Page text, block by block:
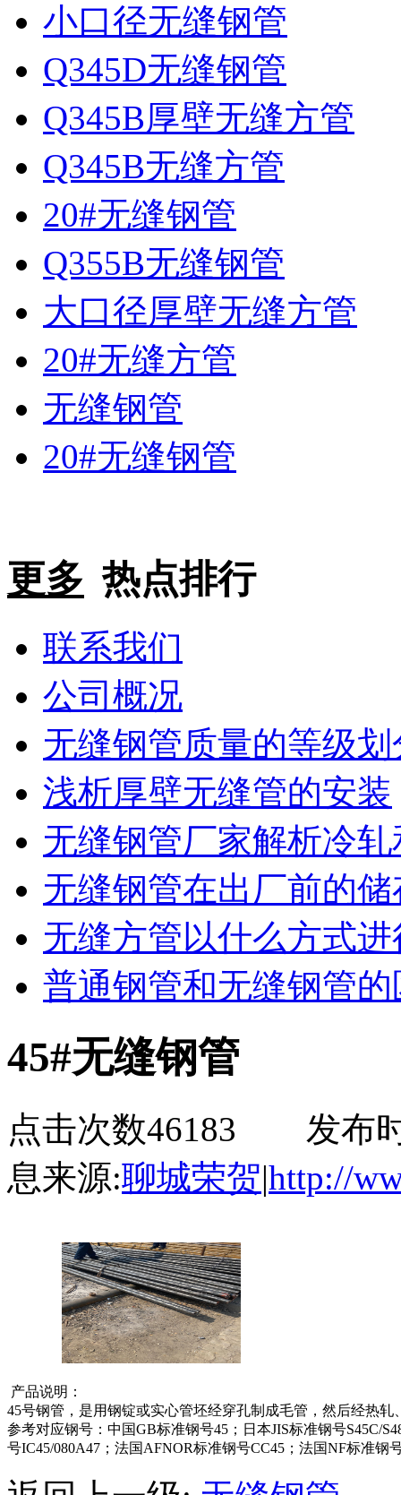
小口径无缝钢管
Q345D无缝钢管
Q345B厚壁无缝方管
Q345B无缝方管
20#无缝钢管
Q355B无缝钢管
大口径厚壁无缝方管
20#无缝方管
无缝钢管
20#无缝钢管
更多 热点排行
联系我们
公司概况
无缝钢管质量的等级划
浅析厚壁无缝管的安装
无缝钢管厂家解析冷
无缝钢管在出厂前的储
无缝方管以什么方式
普通钢管和无缝钢管的
45#无缝钢管
点击次数46183 发布
息来源:聊城荣贺|http://
产品说明：
45号钢管，是用钢锭或实心管坯经穿孔制成毛管，然后经热轧
参考对应钢号：中国GB标准钢号45 ；日本JIS标准钢号S45C/
号IC45/080A47；法国AFNOR标准钢号CC45 ；法国NF标准钢